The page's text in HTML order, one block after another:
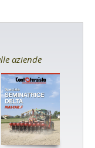
aziende